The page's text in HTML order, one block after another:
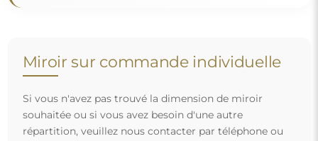
Miroir sur commande individuelle
Si vous n'avez pas trouvé la dimension de miroir
souhaitée ou si vous avez besoin d'une autre
répartition, veuillez nous contacter par téléphone ou